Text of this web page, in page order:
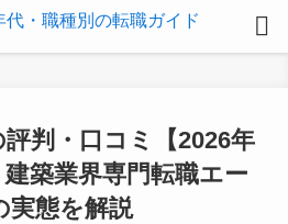
判・口コミ【2026年
築業界専門転職エー
実態を解説